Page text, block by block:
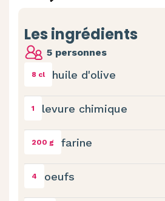
Les ingrédients
5 personnes
8 cl huile d'olive
1 levure chimique
200 g farine
4 oeufs